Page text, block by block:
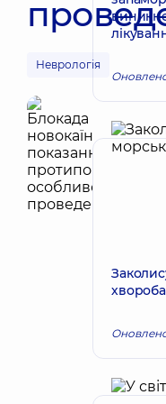
Неврологія
хвороба